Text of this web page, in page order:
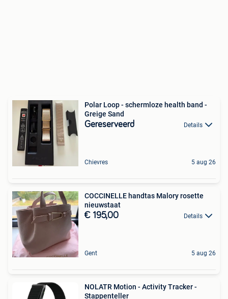
Polar Loop - schermloze health band -
Greige Sand
Gereserveerd Details
Chievres 5 aug 26
COCCINELLE handtas Malory rosette
nieuwstaat
€ 195,00 Details
Gent 5 aug 26
NOLATR Motion - Activity Tracker -
Stappenteller